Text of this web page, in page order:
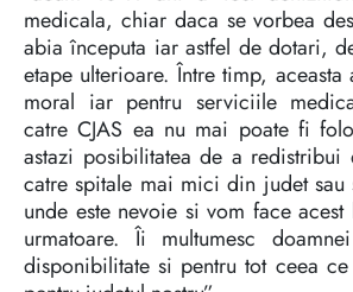
medicala, chiar daca se vorbea
abia începuta iar astfel de dotari,
etape ulterioare. Între timp, aceasta
moral iar pentru serviciile
catre CJAS ea nu mai poate fi
astazi posibilitatea de a redistribui
catre spitale mai mici din judet sau
unde este nevoie si vom face
urmatoare. Îi multumesc
disponibilitate si pentru tot ceea